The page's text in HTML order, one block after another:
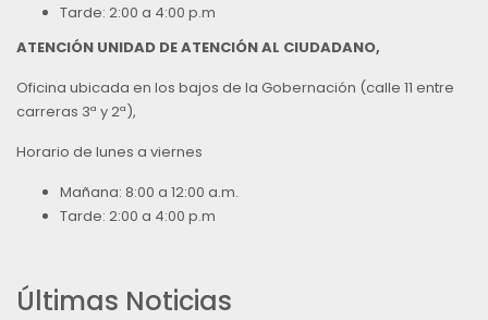
Tarde: 2:00 a 4:00 p.m
ATENCIÓN UNIDAD DE ATENCIÓN AL CIUDADANO,
Oficina ubicada en los bajos de la Gobernación (calle 11 entre
carreras 3ª y 2ª),
Horario de lunes a viernes
Mañana: 8:00 a 12:00 a.m.
Tarde: 2:00 a 4:00 p.m
Últimas Noticias